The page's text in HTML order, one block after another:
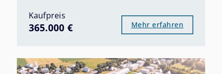
Kaufpreis
365.000 € Mehr erfahren